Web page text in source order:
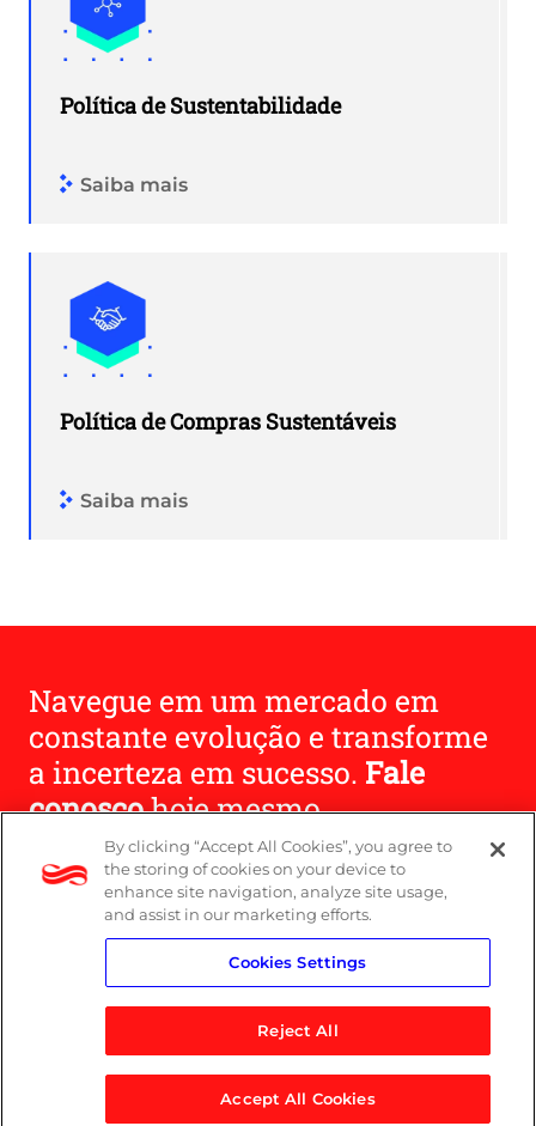
Política de Sustentabilidade
Saiba mais
Política de Compras Sustentáveis
Saiba mais
Navegue em um mercado em
constante evolução e transforme
a incerteza em sucesso. Fale
conoscohoje mesmo.
Entre em contato
© 2026 Logicalis Group
By clicking “Accept All Cookies”, you agree to
the storing of cookies on your device to
enhance site navigation, analyze site usage,
and assist in our marketing efforts.
Cookies Settings
Reject All
Accept All Cookies